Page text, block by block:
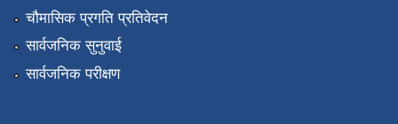
चौमासिक प्रगति प्रतिवेदन
सार्वजनिक सुनुवाई
सार्वजनिक परीक्षण